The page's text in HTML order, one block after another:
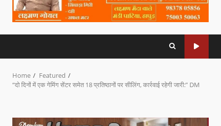
Home
Featured
“दो दिनों में एक गेमिंग सेंटर समेत 18 प्रतिष्ठानों पर सीलिंग, कार्रवाई रहेगी जारी:” DM